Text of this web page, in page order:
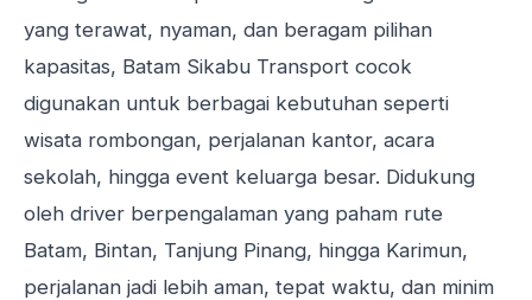
yang terawat, nyaman, dan beragam pilihan
kapasitas, Batam Sikabu Transport cocok
digunakan untuk berbagai kebutuhan seperti
wisata rombongan, perjalanan kantor, acara
sekolah, hingga event keluarga besar. Didukung
oleh driver berpengalaman yang paham rute
Batam, Bintan, Tanjung Pinang, hingga Karimun,
perjalanan jadi lebih aman, tepat waktu, dan minim